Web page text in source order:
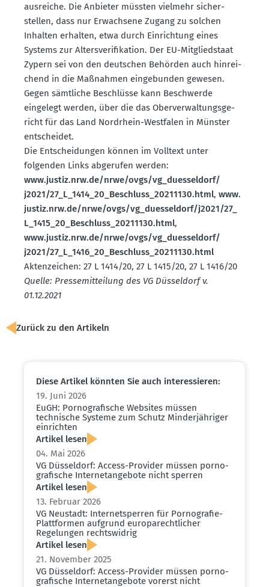
ausreiche. Die Anbieter müssten vielmehr sicher­
stellen, dass nur Erwachsene Zugang zu solchen
Inhalten erhalten, etwa durch Einrichtung eines
Systems zur Alters­ve­ri­fi­kation. Der EU-Mitglied­staat
Zypern sei von den deutschen Behörden auch hinrei­
chend in die Maßnahmen einge­bunden gewesen.
Gegen sämtliche Beschlüsse kann Beschwerde
eingelegt werden, über die das Oberver­wal­tungs­ge­
richt für das Land Nordrhein-Westfalen in Münster
entscheidet.
Die Entschei­dungen können im Volltext unter
folgenden Links abgerufen werden:
www.​justiz.​nrw.​de/​nrwe/​ovgs/​vg_​duesseldorf/​
j2021/​27_​L_​1414_​20_​Beschluss_​20211130.​html, www.​
justiz.​nrw.​de/​nrwe/​ovgs/​vg_​duesseldorf/​j2021/​27_​
L_​1415_​20_​Beschluss_​20211130.​html,
www.​justiz.​nrw.​de/​nrwe/​ovgs/​vg_​duesseldorf/​
j2021/​27_​L_​1416_​20_​Beschluss_​20211130.​html
Akten­zeichen: 27 L 1414/20, 27 L 1415/20, 27 L 1416/20
Quelle: Presse­mit­teilung des VG Düsseldorf v.
01.12.2021
Zurück zu den Artikeln
Diese Artikel könnten Sie auch inter­es­sieren:
19. Juni 2026
EuGH: Porno­gra­fische Websites müssen
technische Systeme zum Schutz Minder­jäh­riger
einrichten
Artikel lesen
04. Mai 2026
VG Düsseldorf: Access-Provider müssen porno­
gra­fische Inter­net­an­gebote nicht sperren
Artikel lesen
13. Februar 2026
VG Neustadt: Inter­net­sperren für Porno­grafie-
Platt­formen aufgrund europa­recht­licher
Regelungen rechts­widrig
Artikel lesen
21. November 2025
VG Düsseldorf: Access-Provider müssen porno­
gra­fische Inter­net­an­gebote vorerst nicht